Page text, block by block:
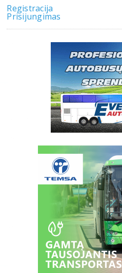
Registracija
Prisijungimas